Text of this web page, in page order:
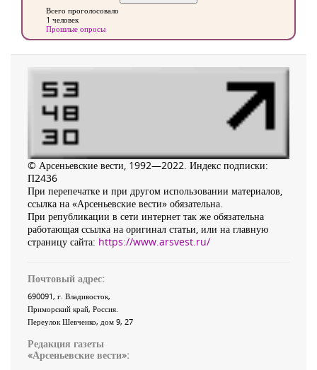
Всего проголосовало
1 человек
Прошлые опросы
© Арсеньевские вести, 1992—2022. Индекс подписки:
П2436
При перепечатке и при другом использовании материалов,
ссылка на «Арсеньевские вести» обязательна.
При републикации в сети интернет так же обязательна
работающая ссылка на оригинал статьи, или на главную
страницу сайта: https://www.arsvest.ru/
Почтовый адрес:
690091, г. Владивосток,
Приморский край, Россия.
Переулок Шевченко, дом 9, 27
Редакция газеты
«Арсеньевские вести»: